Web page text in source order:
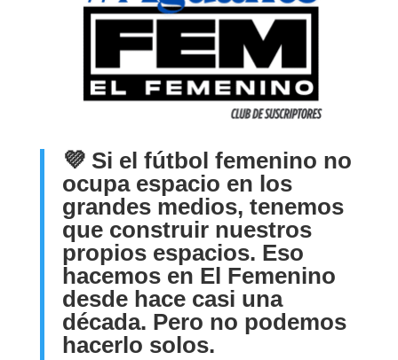
💜Si el fútbol femenino no
ocupa espacio en los
grandes medios, tenemos
que construir nuestros
propios espacios. Eso
hacemos en El Femenino
desde hace casi una
década. Pero no podemos
hacerlo solos.